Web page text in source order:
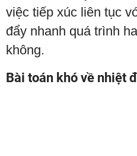
việc tiếp xúc liên tục
đẩy nhanh quá trình
không.
Bài toán khó về nhiệt